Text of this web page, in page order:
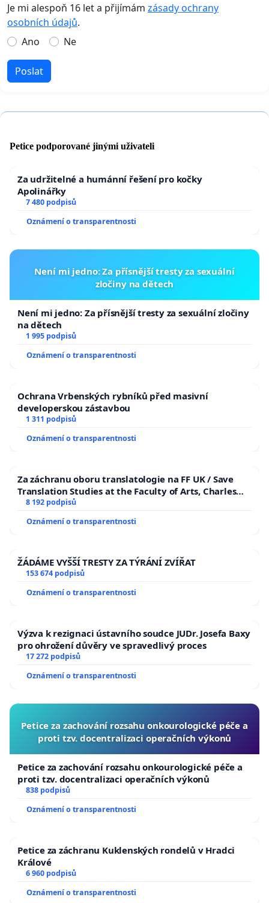
Je mi alespoň 16 let a přijímám zásady ochrany
osobních údajů.
Ano
Ne
Poslat
Petice podporované jinými uživateli
Za udržitelné a humánní řešení pro kočky
Apolinářky
7 480 podpisů
Oznámení o transparentnosti
Není mi jedno: Za přísnější tresty za sexuální
zločiny na dětech
Není mi jedno: Za přísnější tresty za sexuální zločiny
na dětech
1 995 podpisů
Oznámení o transparentnosti
Ochrana Vrbenských rybníků před masivní
developerskou zástavbou
1 311 podpisů
Oznámení o transparentnosti
Za záchranu oboru translatologie na FF UK / Save
Translation Studies at the Faculty of Arts, Charles
University
8 192 podpisů
Oznámení o transparentnosti
ŽÁDÁME VYŠŠÍ TRESTY ZA TÝRÁNÍ ZVÍŘAT
153 674 podpisů
Oznámení o transparentnosti
Výzva k rezignaci ústavního soudce JUDr. Josefa Baxy
pro ohrožení důvěry ve spravedlivý proces
17 272 podpisů
Oznámení o transparentnosti
Petice za zachování rozsahu onkourologické péče a
proti tzv. docentralizaci operačních výkonů
Petice za zachování rozsahu onkourologické péče a
proti tzv. docentralizaci operačních výkonů
838 podpisů
Oznámení o transparentnosti
Petice za záchranu Kuklenských rondelů v Hradci
Králové
6 960 podpisů
Oznámení o transparentnosti